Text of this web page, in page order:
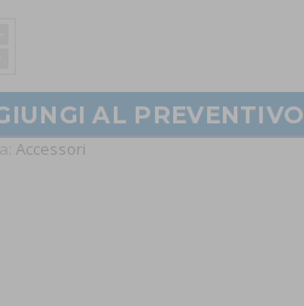
AL PREVENTIVO
Accessori